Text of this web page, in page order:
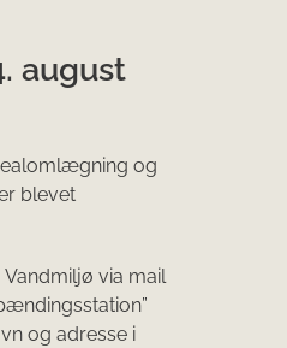
august
og
blevet
via mail
og adresse i